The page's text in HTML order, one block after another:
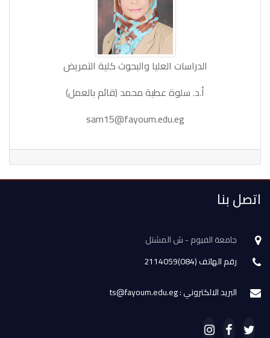
الدراسات العليا والبحوث كلية التمريض
أ.د. سلوة عطية محمد (قائم بالعمل)
sam15@fayoum.edu.eg
اتصل بنا
جامعة الفيوم - ش المشتل
رقم الهاتف (084)2114059
البريد الالكتروني : ts@fayoum.edu.eg